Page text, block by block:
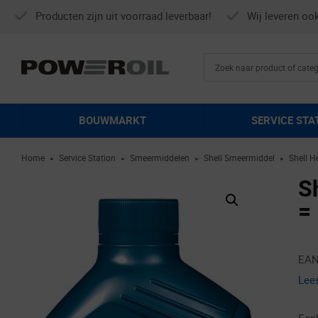
Producten zijn uit voorraad leverbaar! Wij leveren
BOUWMARKT SERVICE
Home ► Service Station ► Smeermiddelen ► Shell Smeermiddel ► Shell